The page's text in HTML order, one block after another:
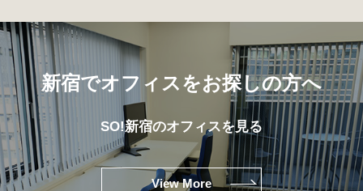
新宿でオフィスをお探しの方へ
SO!新宿のオフィスを見る
View More